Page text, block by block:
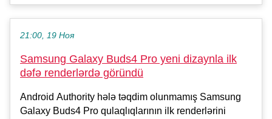
21:00, 19 Ноя
Samsung Galaxy Buds4 Pro yeni dizaynla ilk
dəfə renderlərdə göründü
Android Authority hələ təqdim olunmamış Samsung
Galaxy Buds4 Pro qulaqlıqlarının ilk renderlərini